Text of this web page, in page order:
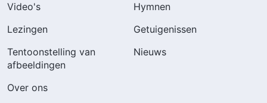
Video's
Hymnen
Lezingen
Getuigenissen
Tentoonstelling van
afbeeldingen
Nieuws
Over ons